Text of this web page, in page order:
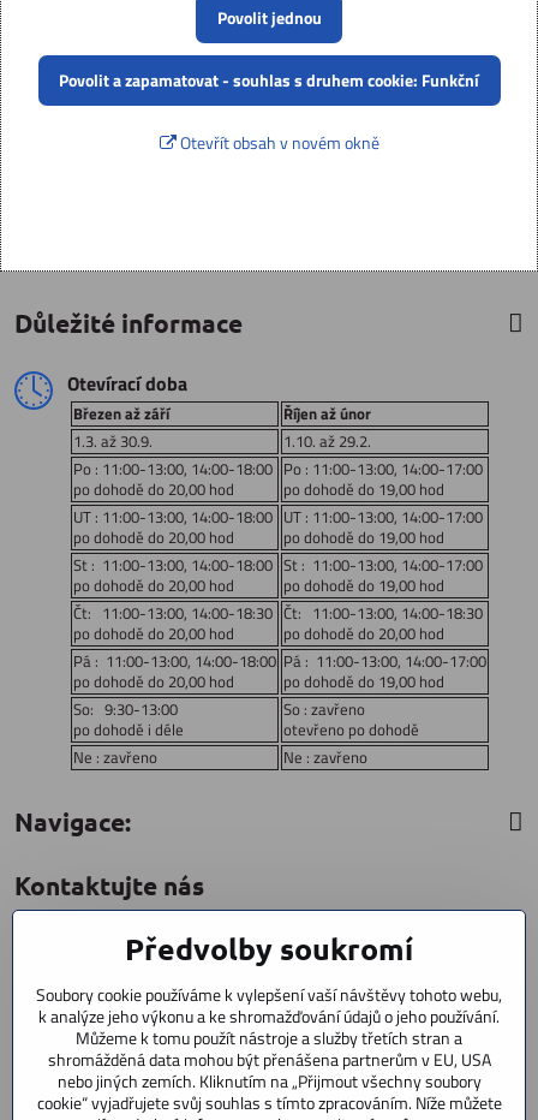
Povolit jednou
Povolit a zapamatovat - souhlas s druhem cookie: Funkční
Otevřít obsah v novém okně
Důležité informace
Otevírací doba
Březen až září
Říjen až únor
1.3. až 30.9.
1.10. až 29.2.
Po : 11:00-13:00, 14:00-18:00
po dohodě do 20,00 hod
Po : 11:00-13:00, 14:00-17:00
po dohodě do 19,00 hod
UT : 11:00-13:00, 14:00-18:00
po dohodě do 20,00 hod
UT : 11:00-13:00, 14:00-17:00
po dohodě do 19,00 hod
St : 11:00-13:00, 14:00-18:00
po dohodě do 20,00 hod
St : 11:00-13:00, 14:00-17:00
po dohodě do 19,00 hod
Čt: 11:00-13:00, 14:00-18:30
po dohodě do 20,00 hod
Čt: 11:00-13:00, 14:00-18:30
po dohodě do 20,00 hod
Pá : 11:00-13:00, 14:00-18:00
po dohodě do 20,00 hod
Pá : 11:00-13:00, 14:00-17:00
po dohodě do 19,00 hod
So: 9:30-13:00
po dohodě i déle
So : zavřeno
otevřeno po dohodě
Ne : zavřeno
Ne : zavřeno
Navigace:
Kontaktujte nás
CYCLESTAR s​.r​.o​.
Praha 5 Radotín
153 00
+420 602 856 404
+420 723 603 807
Předvolby soukromí
Soubory cookie používáme k vylepšení vaší návštěvy tohoto webu,
k analýze jeho výkonu a ke shromažďování údajů o jeho používání.
Můžeme k tomu použít nástroje a služby třetích stran a
shromážděná data mohou být přenášena partnerům v EU, USA
nebo jiných zemích. Kliknutím na „Přijmout všechny soubory
cookie“ vyjadřujete svůj souhlas s tímto zpracováním. Níže můžete